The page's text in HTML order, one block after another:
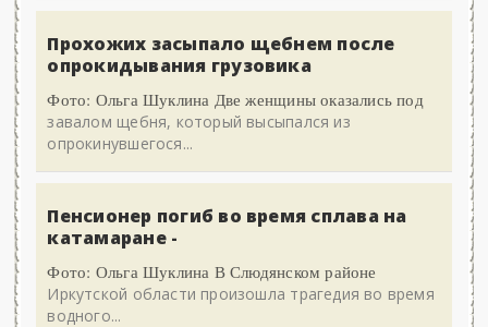
Прохожих засыпало щебнем после
опрокидывания грузовика
Фото: Ольга Шуклина Две женщины оказались под
завалом щебня, который высыпался из
опрокинувшегося...
Пенсионер погиб во время сплава на
катамаране -
Фото: Ольга Шуклина В Слюдянском районе
Иркутской области произошла трагедия во время
водного...